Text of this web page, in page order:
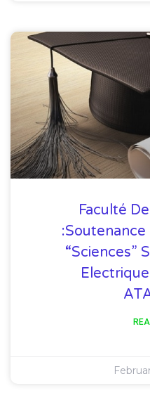
Faculté
:soutenance
“Sciences”